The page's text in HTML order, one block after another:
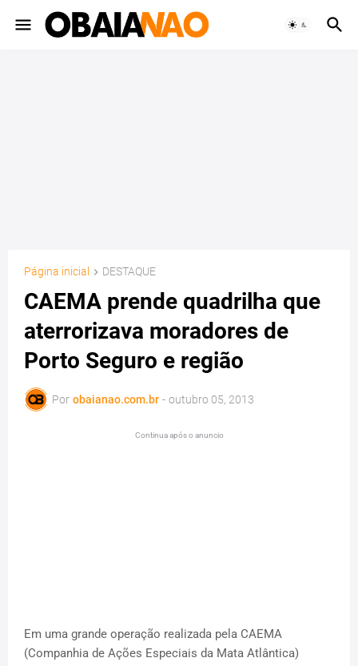
Página inicial DESTAQUE
CAEMA prende quadrilha que
aterrorizava moradores de
Porto Seguro e região
Por obaianao.com.br - outubro 05, 2013
Continua após o anuncio
Em uma grande operação realizada pela CAEMA
(Companhia de Ações Especiais da Mata Atlântica)